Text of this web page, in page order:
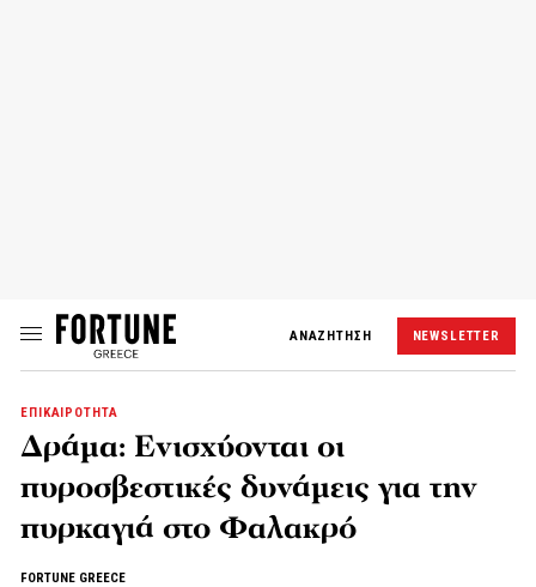
ΑΝΑΖΗΤΗΣΗ NEWSLETTER
ΕΠΙΚΑΙΡΟΤΗΤΑ
Δράμα: Ενισχύονται οι
πυροσβεστικές δυνάμεις για την
πυρκαγιά στο Φαλακρό
FORTUNE GREECE